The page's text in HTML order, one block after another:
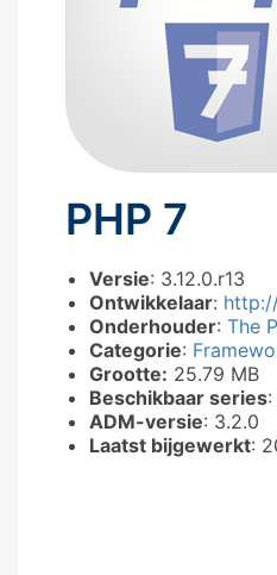
PHP 7
Versie: 3.12.0.r13
Ontwikkelaar:
Onderhouder: The
Categorie:
Grootte: 25.79 MB
Beschikbaar series
ADM-versie: 3.2.0
Laatst bijgewerkt: